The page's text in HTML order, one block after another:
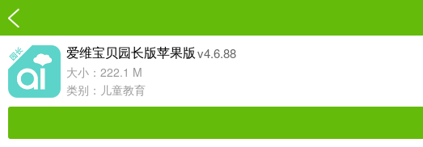
爱维宝贝园长版苹果版 v4.6.88
大小：222.1 M
类别： 儿童教育